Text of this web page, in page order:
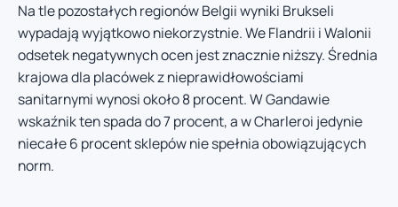
Na tle pozostałych regionów Belgii wyniki Brukseli
wypadają wyjątkowo niekorzystnie. We Flandrii i Walonii
odsetek negatywnych ocen jest znacznie niższy. Średnia
krajowa dla placówek z nieprawidłowościami
sanitarnymi wynosi około 8 procent. W Gandawie
wskaźnik ten spada do 7 procent, a w Charleroi jedynie
niecałe 6 procent sklepów nie spełnia obowiązujących
norm.